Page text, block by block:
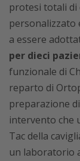
protesi totali di
personalizzato
a essere
per dieci
funzionale di
reparto di
preparazione
intervento che
Tac della
un laboratorio